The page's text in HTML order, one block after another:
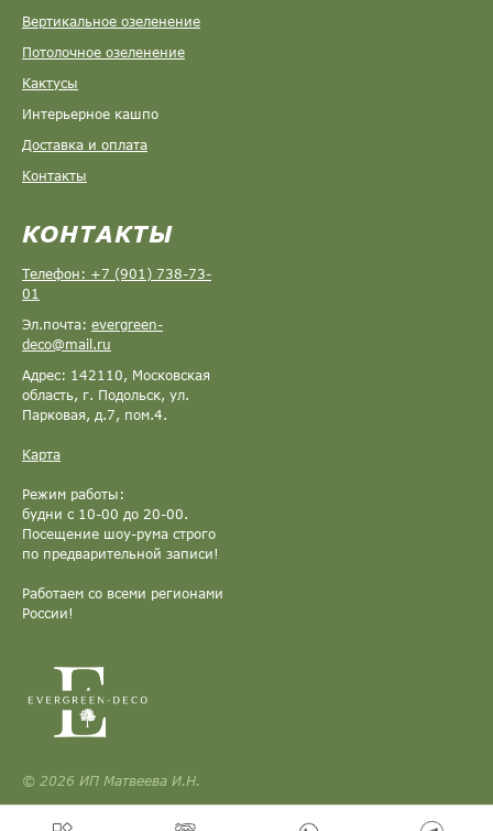
Вертикальное озеленение
Потолочное озеленение
Кактусы
Интерьерное кашпо
Доставка и оплата
Контакты
КОНТАКТЫ
Телефон: +7 (901) 738-73-
01
Эл.почта: evergreen-
deco@mail.ru
Адрес: 142110, Московская
область, г. Подольск, ул.
Парковая, д.7, пом.4.
Карта
Режим работы:
будни с 10-00 до 20-00.
Посещение шоу-рума строго
по предварительной записи!
Работаем со всеми регионами
России!
© 2026 ИП Матвеева И.Н.